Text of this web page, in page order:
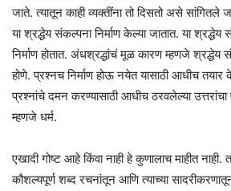
जाते. त्यातून काही व्यक्तींना तो दिसतो असे सांगितले
या श्रद्धेय संकल्पना निर्माण केल्या जातात. या
निर्माण होतात. अंधश्रद्धांचं मूळ कारण म्हणजे
होणे. प्रश्नच निर्माण होऊ नयेत यासाठी आधीच
प्रश्नांचे दमन करण्यासाठी आधीच ठरवलेल्या उत्तरांचा
म्हणजे धर्म.
एखादी गोष्ट आहे किंवा नाही हे कुणालाच माहीत नाही.
कौशल्यपूर्ण शब्द रचनांतून आणि त्याच्या